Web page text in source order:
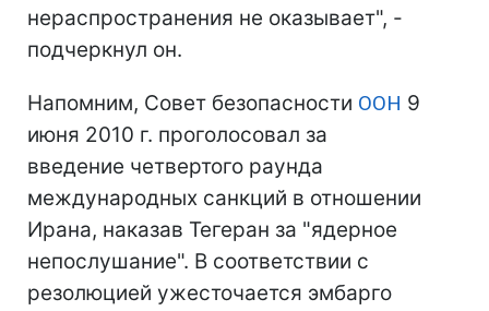
нераспространения не оказывает", -
подчеркнул он.
Напомним, Совет безопасности ООН 9
июня 2010 г. проголосовал за
введение четвертого раунда
международных санкций в отношении
Ирана, наказав Тегеран за "ядерное
непослушание". В соответствии с
резолюцией ужесточается эмбарго